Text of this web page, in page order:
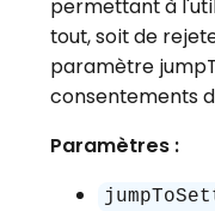
permettant à
tout, soit de
paramètre
consentements
Paramètres :